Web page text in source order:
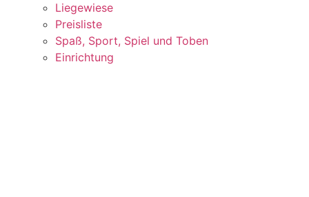
Liegewiese
Preisliste
Spaß, Sport, Spiel und Toben
Einrichtung